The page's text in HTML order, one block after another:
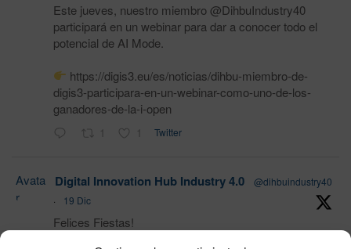
Este jueves, nuestro miembro @DihbuIndustry40
participará en un webinar para dar a conocer todo el
potencial de AI Mode.
https://digis3.eu/es/noticias/dihbu-miembro-de-
digis3-participara-en-un-webinar-como-uno-de-los-
ganadores-de-la-i-open
1 1 Twitter
Avata
r
Digital Innovation Hub Industry 4.0
@dihbuindustry40
·
19 Dic
Felices Fiestas!